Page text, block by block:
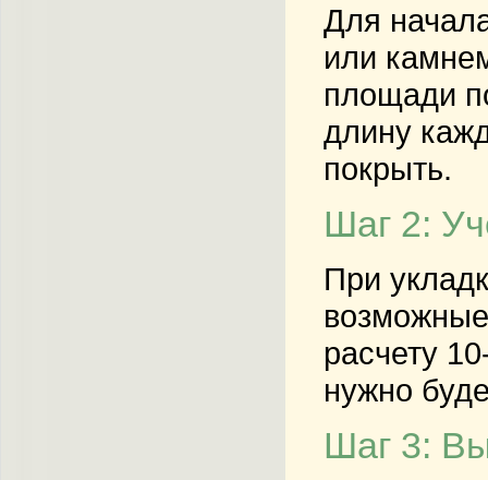
Для
или
площади
длину
покрыть.
Шаг 2:
При
расчету
нужно
Шаг 3: